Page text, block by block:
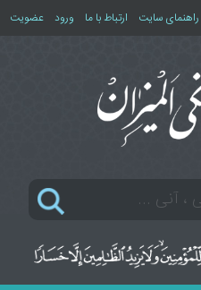
راهنمای سایت ارتباط با ما ورود عضویت